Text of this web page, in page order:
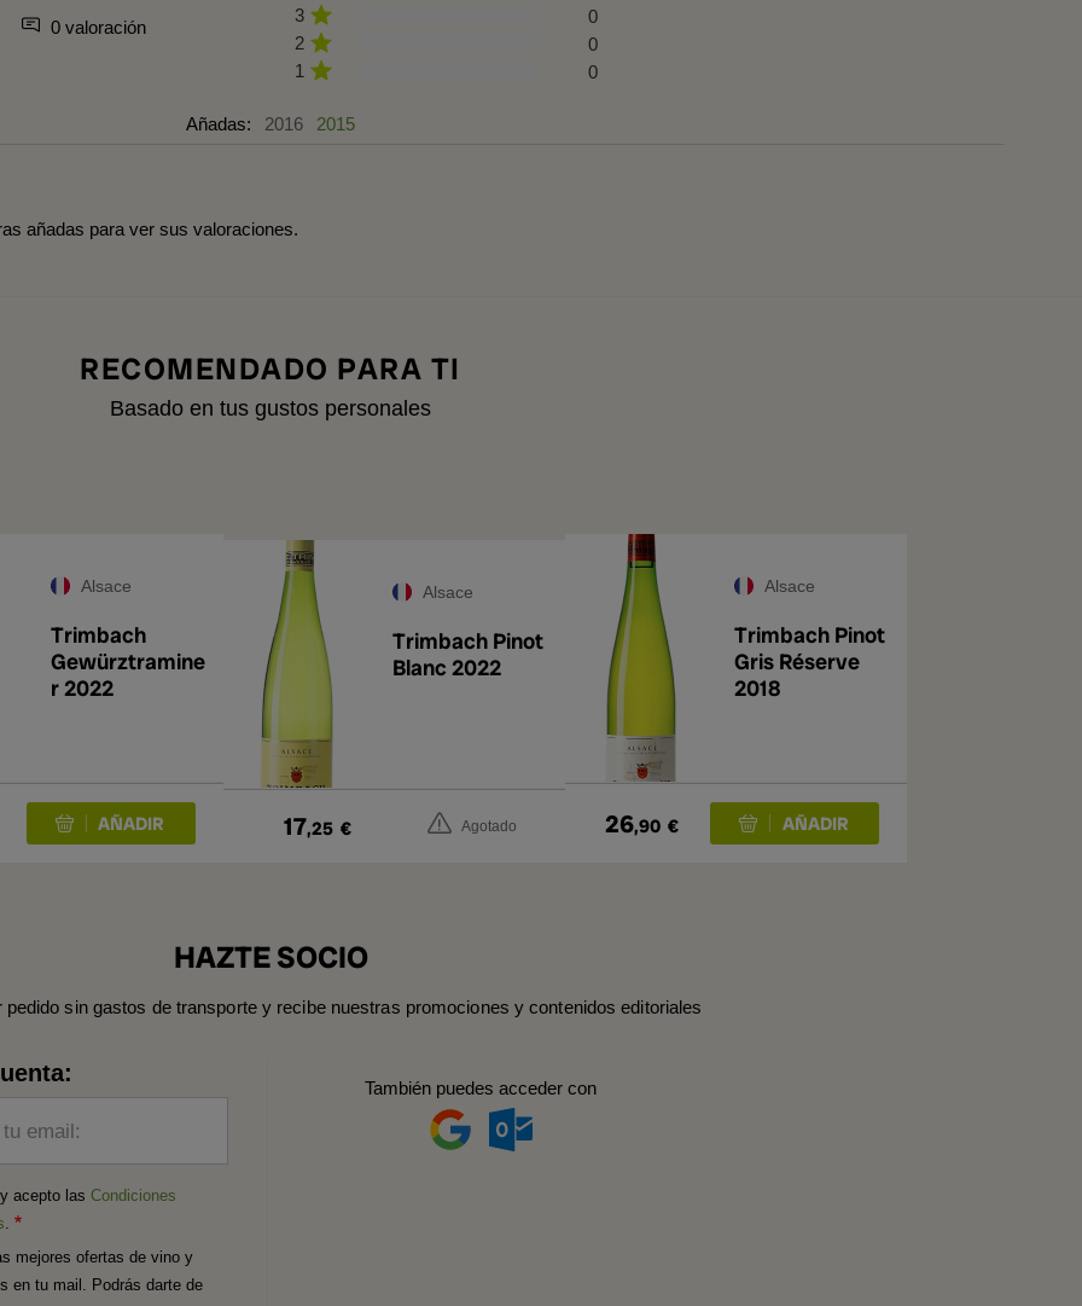
0 valoración
3
0
2
0
1
0
Añadas: 2016 2015
añadas para ver sus valoraciones.
RECOMENDADO PARA TI
Basado en tus gustos personales
Alsace
Trimbach
Gewürztramine
r 2022
Alsace
Trimbach Pinot
Blanc 2022
17,25 € Agotado
Alsace
Trimbach Pinot
Gris Réserve
2018
26,90 €
HAZTE SOCIO
pedido sin gastos de transporte y recibe nuestras promociones y contenidos editoriales
email:
acepto las Condiciones
.
mejores ofertas de vino y
en tu mail. Podrás darte de
También puedes acceder con